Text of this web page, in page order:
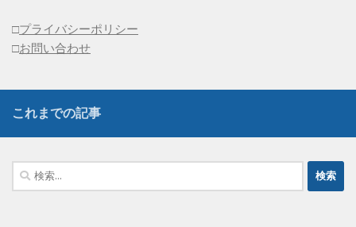
□プライバシーポリシー
□お問い合わせ
これまでの記事
検
索: